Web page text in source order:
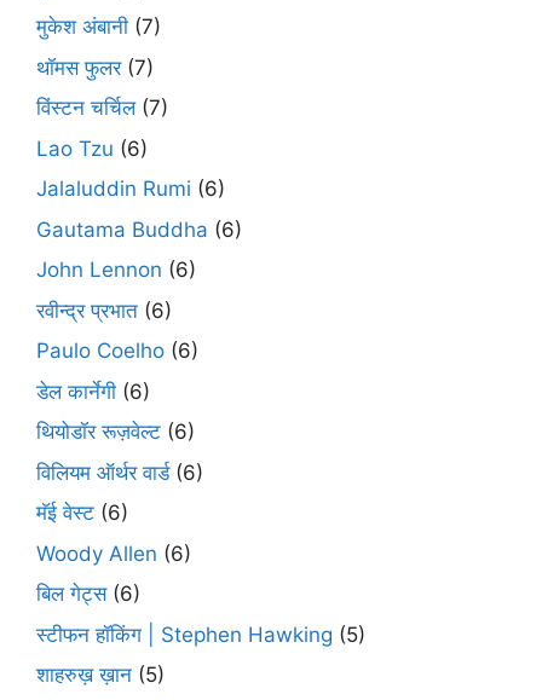
मुकेश अंबानी (7)
थॉमस फुलर(7)
विंस्टन चर्चिल(7)
Lao Tzu (6)
Jalaluddin Rumi (6)
Gautama Buddha (6)
John Lennon (6)
रवीन्द्र प्रभात (6)
Paulo Coelho (6)
डेल कार्नेगी (6)
थियोडॉर रूज़वेल्ट (6)
विलियम ऑर्थर वार्ड(6)
मॅई वेस्ट (6)
Woody Allen (6)
बिल गेट्स(6)
स्टीफन हॉकिंग | Stephen Hawking (5)
शाहरुख़ ख़ान (5)